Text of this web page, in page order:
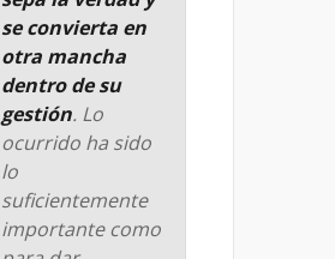
se convierta en
otra mancha
dentro de su
gestión. Lo
ocurrido ha sido
lo
suficientemente
importante como